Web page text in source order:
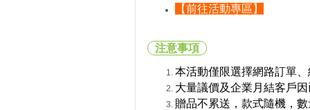
【前往活動專區】
注意事項
本活動僅限選擇網路訂單
大量議價及企業月結客戶
贈品不累送，款式隨機，